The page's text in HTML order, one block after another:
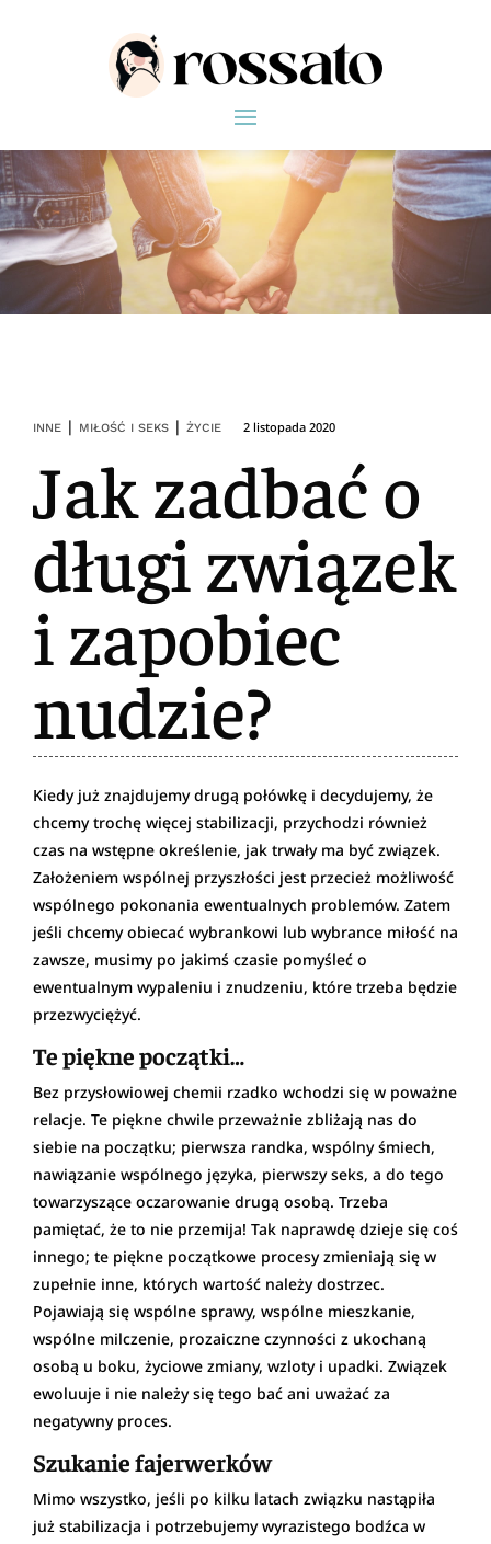
INNE | MIŁOŚĆ I SEKS | ŻYCIE 2 listopada 2020
Jak zadbać o
długi związek
i zapobiec
nudzie?
Kiedy już znajdujemy drugą połówkę i decydujemy, że
chcemy trochę więcej stabilizacji, przychodzi również
czas na wstępne określenie, jak trwały ma być związek.
Założeniem wspólnej przyszłości jest przecież możliwość
wspólnego pokonania ewentualnych problemów. Zatem
jeśli chcemy obiecać wybrankowi lub wybrance miłość na
zawsze, musimy po jakimś czasie pomyśleć o
ewentualnym wypaleniu i znudzeniu, które trzeba będzie
przezwyciężyć.
Te piękne początki…
Bez przysłowiowej chemii rzadko wchodzi się w poważne
relacje. Te piękne chwile przeważnie zbliżają nas do
siebie na początku; pierwsza randka, wspólny śmiech,
nawiązanie wspólnego języka, pierwszy seks, a do tego
towarzyszące oczarowanie drugą osobą. Trzeba
pamiętać, że to nie przemija! Tak naprawdę dzieje się coś
innego; te piękne początkowe procesy zmieniają się w
zupełnie inne, których wartość należy dostrzec.
Pojawiają się wspólne sprawy, wspólne mieszkanie,
wspólne milczenie, prozaiczne czynności z ukochaną
osobą u boku, życiowe zmiany, wzloty i upadki. Związek
ewoluuje i nie należy się tego bać ani uważać za
negatywny proces.
Szukanie fajerwerków
Mimo wszystko, jeśli po kilku latach związku nastąpiła
już stabilizacja i potrzebujemy wyrazistego bodźca w